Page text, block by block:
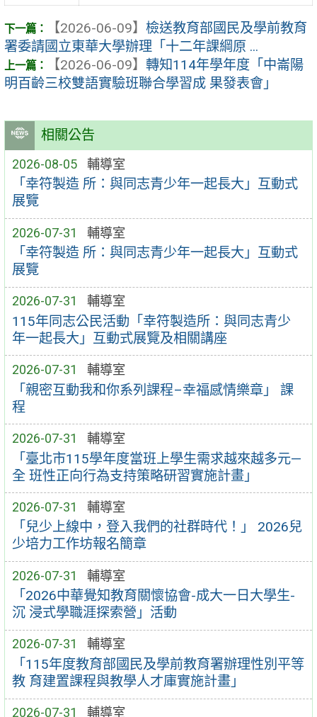
相關公告
2026-08-05 輔導室
「幸符製造 所：與同志青少年一起長大」互動式
展覽
2026-07-31 輔導室
「幸符製造 所：與同志青少年一起長大」互動式
展覽
2026-07-31 輔導室
115年同志公民活動「幸符製造所：與同志青少
年一起長大」互動式展覽及相關講座
2026-07-31 輔導室
「親密互動我和你系列課程–幸福感情樂章」 課
程
2026-07-31 輔導室
「臺北市115學年度當班上學生需求越來越多元—
全 班性正向行為支持策略研習實施計畫」
2026-07-31 輔導室
「兒少上線中，登入我們的社群時代！」 2026兒
少培力工作坊報名簡章
2026-07-31 輔導室
「2026中華覺知教育關懷協會-成大一日大學生-
沉 浸式學職涯探索營」活動
2026-07-31 輔導室
「115年度教育部國民及學前教育署辦理性別平等
教 育建置課程與教學人才庫實施計畫」
2026-07-31 輔導室
【2026-06-09】 檢送教育部國民及學前教育
署委請國立東華大學辦理「十二年課綱原 ...
【2026-06-09】 轉知114年學年度「中崙陽
明百齡三校雙語實驗班聯合學習成 果發表會」